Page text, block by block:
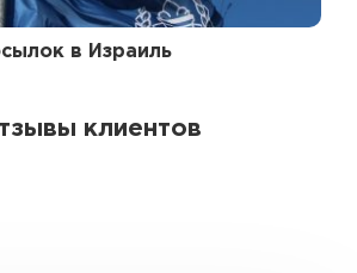
в Израиль
клиентов